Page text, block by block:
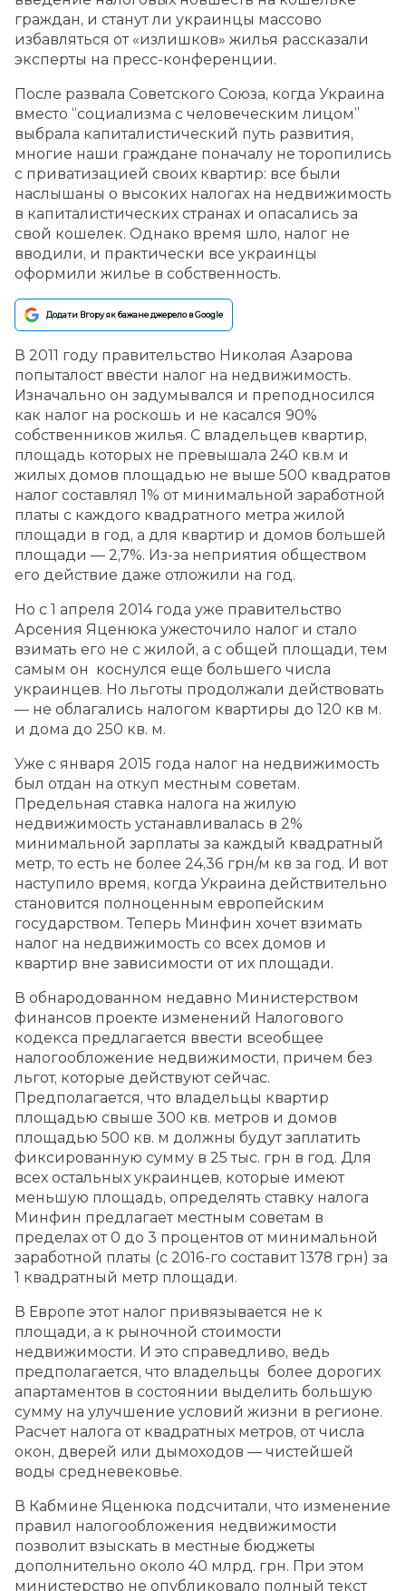
граждан, и станут ли украинцы массово
избавляться от «излишков» жилья рассказали
эксперты на пресс-конференции.
После развала Советского Союза, когда Украина
вместо “социализма с человеческим лицом”
выбрала капиталистический путь развития,
многие наши граждане поначалу не торопились
с приватизацией своих квартир: все были
наслышаны о высоких налогах на недвижимость
в капиталистических странах и опасались за
свой кошелек. Однако время шло, налог не
вводили, и практически все украинцы
оформили жилье в собственность.
Додати Вгору як бажане джерело в Google
В 2011 году правительство Николая Азарова
попыталост ввести налог на недвижимость.
Изначально он задумывался и преподносился
как налог на роскошь и не касался 90%
собственников жилья. С владельцев квартир,
площадь которых не превышала 240 кв.м и
жилых домов площадью не выше 500 квадратов
налог составлял 1% от минимальной заработной
платы с каждого квадратного метра жилой
площади в год, а для квартир и домов большей
площади — 2,7%. Из-за неприятия обществом
его действие даже отложили на год.
Но с 1 апреля 2014 года уже правительство
Арсения Яценюка ужесточило налог и стало
взимать его не с жилой, а с общей площади, тем
самым он коснулся еще большего числа
украинцев. Но льготы продолжали действовать
— не облагались налогом квартиры до 120 кв м.
и дома до 250 кв. м.
Уже с января 2015 года налог на недвижимость
был отдан на откуп местным советам.
Предельная ставка налога на жилую
недвижимость устанавливалась в 2%
минимальной зарплаты за каждый квадратный
метр, то есть не более 24,36 грн/м кв за год. И вот
наступило время, когда Украина действительно
становится полноценным европейским
государством. Теперь Минфин хочет взимать
налог на недвижимость со всех домов и
квартир вне зависимости от их площади.
В обнародованном недавно Министерством
финансов проекте изменений Налогового
кодекса предлагается ввести всеобщее
налогообложение недвижимости, причем без
льгот, которые действуют сейчас.
Предполагается, что владельцы квартир
площадью свыше 300 кв. метров и домов
площадью 500 кв. м должны будут заплатить
фиксированную сумму в 25 тыс. грн в год. Для
всех остальных украинцев, которые имеют
меньшую площадь, определять ставку налога
Минфин предлагает местным советам в
пределах от 0 до 3 процентов от минимальной
заработной платы (с 2016-го составит 1378 грн) за
1 квадратный метр площади.
В Европе этот налог привязывается не к
площади, а к рыночной стоимости
недвижимости. И это справедливо, ведь
предполагается, что владельцы более дорогих
апартаментов в состоянии выделить большую
сумму на улучшение условий жизни в регионе.
Расчет налога от квадратных метров, от числа
окон, дверей или дымоходов — чистейшей
воды средневековье.
В Кабмине Яценюка подсчитали, что изменение
правил налогообложения недвижимости
позволит взыскать в местные бюджеты
дополнительно около 40 млрд. грн. При этом
министерство не опубликовало полный текст